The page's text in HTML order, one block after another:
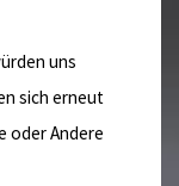
uns
sich erneut
oder Andere